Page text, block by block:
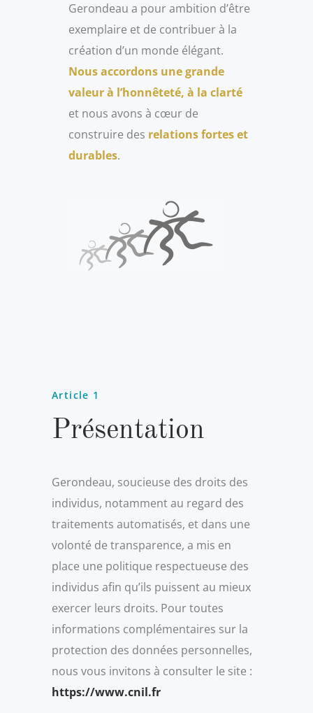
Gerondeau a pour ambition d’être
exemplaire et de contribuer à la
création d’un monde élégant.
Nous accordons une grande
valeur à l’honnêteté, à la clarté
et nous avons à cœur de
construire des relations fortes et
durables.
Article 1
Présentation
Gerondeau, soucieuse des droits des
individus, notamment au regard des
traitements automatisés, et dans une
volonté de transparence, a mis en
place une politique respectueuse des
individus afin qu’ils puissent au mieux
exercer leurs droits. Pour toutes
informations complémentaires sur la
protection des données personnelles,
nous vous invitons à consulter le site :
https://www.cnil.fr